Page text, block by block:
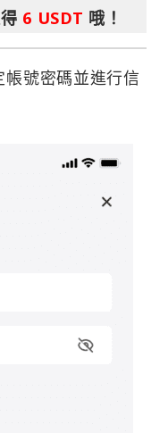
6 USDT 哦！
號密碼並進行信